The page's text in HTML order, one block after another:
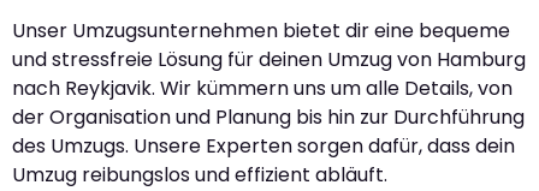
Unser Umzugsunternehmen bietet dir eine bequeme
und stressfreie Lösung für deinen Umzug von Hamburg
nach Reykjavik. Wir kümmern uns um alle Details, von
der Organisation und Planung bis hin zur Durchführung
des Umzugs. Unsere Experten sorgen dafür, dass dein
Umzug reibungslos und effizient abläuft.